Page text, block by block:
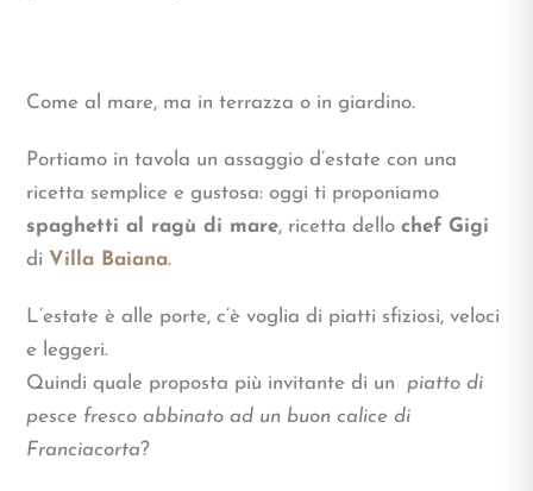
Come al mare, ma in terrazza o in giardino.
Portiamo in tavola un assaggio d’estate con una
ricetta semplice e gustosa: oggi ti proponiamo
spaghetti al ragù di mare, ricetta dellochef Gigi
di Villa Baiana.
L’estate è alle porte, c’è voglia di piatti sfiziosi, veloci
e leggeri.
Quindi quale proposta più invitante di un piatto di
pesce fresco abbinato ad un buon calice di
Franciacorta?